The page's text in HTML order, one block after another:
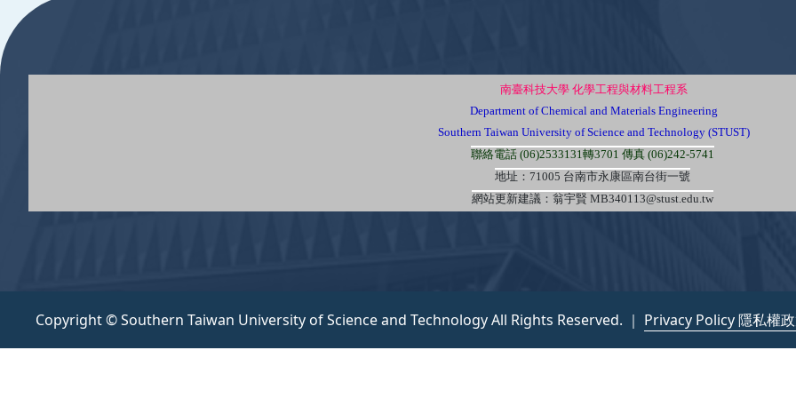
南臺科技大學 化學工程與材料工程系
Department of Chemical and Materials Engineering
Southern Taiwan University of Science and Technology (STUST)
聯絡電話 (06)2533131轉3701 傳真 (06)242-5741
地址：71005 台南市永康區南台街一號
網站更新建議：翁宇賢 MB340113@stust.edu.tw
Copyright © Southern Taiwan University of Science and Technology All Rights Reserved. ｜ Privacy Policy 隱私權